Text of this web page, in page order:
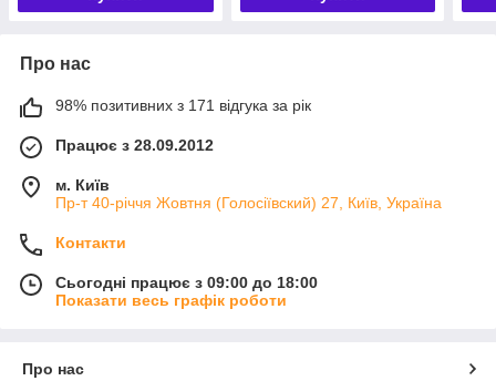
Про нас
98% позитивних з 171 відгука за рік
Працює з 28.09.2012
м. Київ
Пр-т 40-річчя Жовтня (Голосіївский) 27, Київ, Україна
Контакти
Сьогодні працює з 09:00 до 18:00
Показати весь графік роботи
Про нас